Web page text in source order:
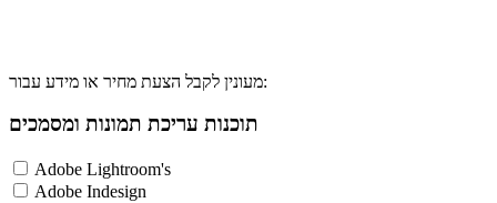
מעונין לקבל הצעת מחיר או מידע עבור:
תוכנות עריכת תמונות ומסמכים
Adobe Lightroom's
Adobe Indesign